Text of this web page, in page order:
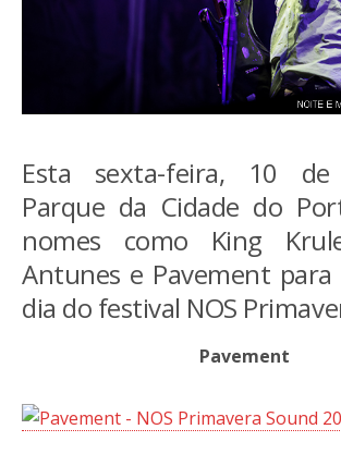
Esta sexta-feira, 10
Parque da Cidade do
nomes como King
Antunes e Pavement
dia do festival NOS
Pavement